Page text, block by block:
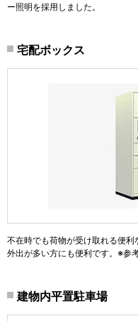
ー照明を採用しました。
宅配ボックス
不在時でも荷物が受け取れる便
外出が多い方にも便利です。※参
建物内平置駐車場